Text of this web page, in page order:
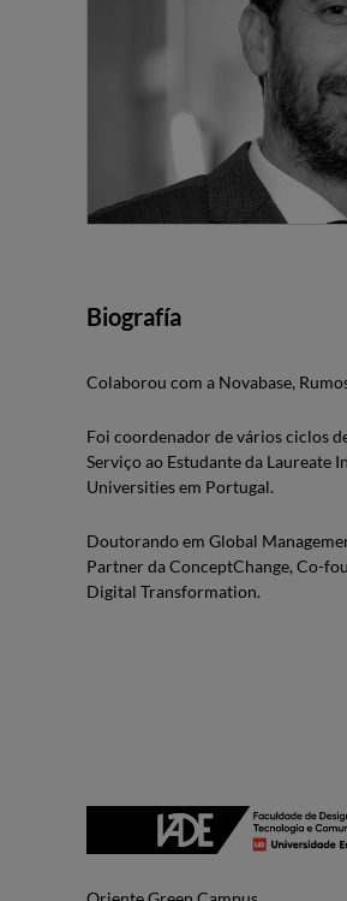
Biografía
Colaborou com a Novabase,
Foi coordenador de vários ciclos
Serviço ao Estudante da Laureate
Universities em Portugal.
Doutorando em Global
Partner da ConceptChange, Co-
Digital Transformation.